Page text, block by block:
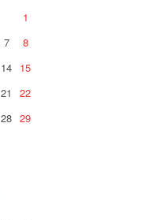
1
7
8
14 15
21
22
28 29